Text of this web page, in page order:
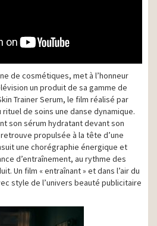
de cosmétiques, met à l’honneur
un produit de sa gamme de
Trainer Serum, le film réalisé par
de soins une danse dynamique.
son sérum hydratant devant son
propulsée à la tête d’une
une chorégraphie énergique et
d’entraînement, au rythme des
Un film « entraînant » et dans l’air du
style de l’univers beauté publicitaire